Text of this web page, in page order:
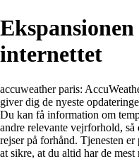
internettet
accuweather paris:
giver dig de nyeste
Du kan få information om
andre relevante vejrforhold,
rejser på forhånd. Tjenesten
at sikre, at du altid har de